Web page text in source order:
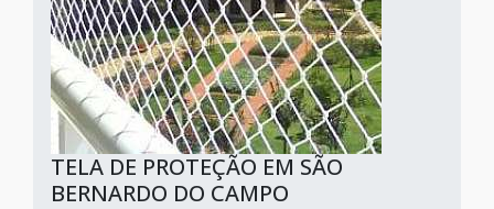
TELA DE PROTEÇÃO EM SÃO
BERNARDO DO CAMPO